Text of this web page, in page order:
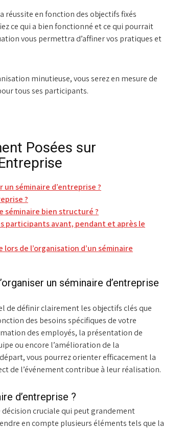
réussite en fonction des objectifs fixés
ce qui a bien fonctionné et ce qui pourrait
vous permettra d’affiner vos pratiques et
minutieuse, vous serez en mesure de
tous ses participants.
Posées sur
séminaire d’entreprise ?
?
séminaire bien structuré ?
participants avant, pendant et après le
de l’organisation d’un séminaire
un séminaire d’entreprise
de définir clairement les objectifs clés que
des besoins spécifiques de votre
des employés, la présentation de
ou encore l’amélioration de la
vous pourrez orienter efficacement la
de l’événement contribue à leur réalisation.
d’entreprise ?
cruciale qui peut grandement
en compte plusieurs éléments tels que la